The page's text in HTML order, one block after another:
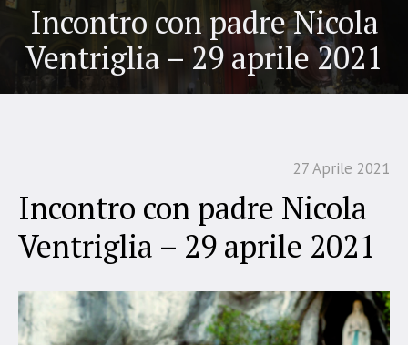
Incontro con padre Nicola
Ventriglia – 29 aprile 2021
27 Aprile 2021
Incontro con padre Nicola
Ventriglia – 29 aprile 2021